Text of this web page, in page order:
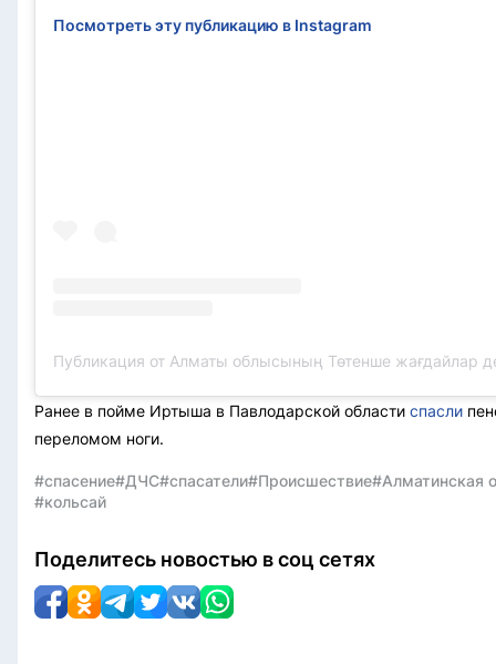
Посмотреть эту публикацию в Instagram
Ранее в пойме Иртыша в Павлодарской области спасли
переломом ноги.
#спасение#ДЧС#спасатели#Происшествие#Алматинская
#кольсай
Поделитесь новостью в соц сетях